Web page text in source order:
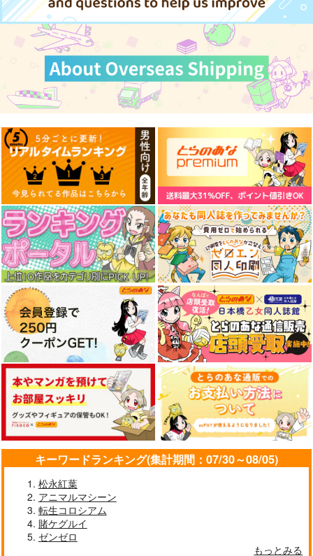
1,100円 （税込）
ホロライブ
サンプル
カート
専売 1,320円 （税込）
ホロライブ AZKi
カート
宝鐘マリン
サンプル
カート
猫又おかゆ
サンプル
キーワードランキング(集計期間：07/30～08/05)
松永紅葉
アニマルマシーン
転生コロシアム
賭ケグルイ
ゼンゼロ
もっとみる